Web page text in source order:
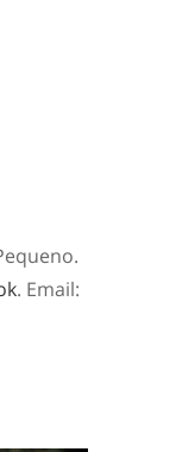
. Email: